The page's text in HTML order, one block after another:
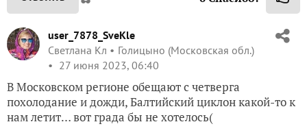
user_7878_SveKle
Светлана Кл
Голицыно (Московская обл.)
27 июня 2023, 06:40
В Московском регионе обещают с четверга
похолодание и дожди, Балтийский циклон какой-то к
нам летит… вот града бы не хотелось(